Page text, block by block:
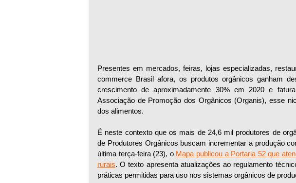
Presentes em mercados, feiras, lojas especializadas,
commerce Brasil afora, os produtos orgânicos ganham
crescimento de aproximadamente 30% em 2020 e
Associação de Promoção dos Orgânicos (Organis), esse
dos alimentos.
É neste contexto que os mais de 24,6 mil produtores de
de Produtores Orgânicos buscam incrementar a produção
última terça-feira (23), o Mapa publicou a Portaria 52 que
rurais. O texto apresenta atualizações ao regulamento
práticas permitidas para uso nos sistemas orgânicos de